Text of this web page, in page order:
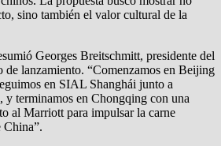
sino también el valor cultural de la
Georges Breitschmitt, presidente del
lanzamiento. “Comenzamos en Beijing
en SIAL Shanghái junto a
terminamos en Chongqing con una
al Marriott para impulsar la carne
China”.